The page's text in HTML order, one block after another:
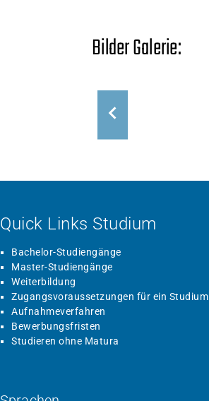
Bilder Galerie:
Quick Links Studium
Bachelor-Studiengänge
Master-Studiengänge
Weiterbildung
Zugangsvoraussetzungen für ein Studium
Aufnahmeverfahren
Bewerbungsfristen
Studieren ohne Matura